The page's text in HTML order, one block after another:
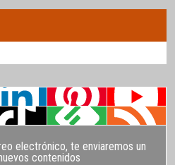
electrónico, te enviaremos un
contenidos